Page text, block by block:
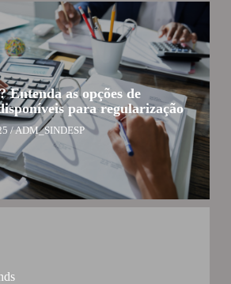
Entenda as opções de
para regularização
/ADM_SINDESP